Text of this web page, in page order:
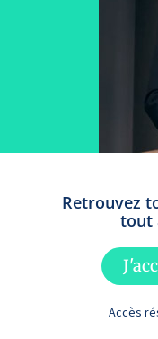
Retrouvez
tout
Accès